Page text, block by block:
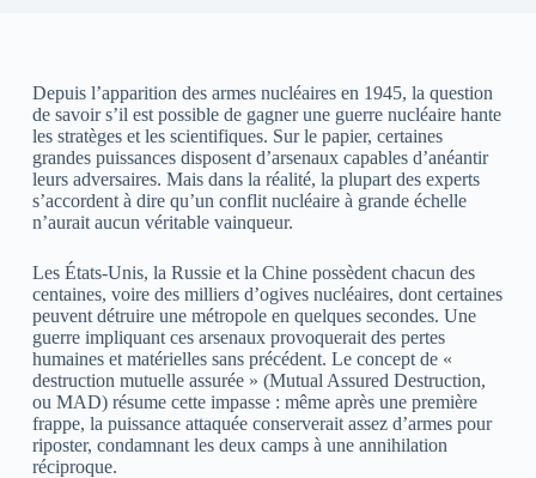
Depuis l’apparition des armes nucléaires en 1945, la question
de savoir s’il est possible de gagner une guerre nucléaire hante
les stratèges et les scientifiques. Sur le papier, certaines
grandes puissances disposent d’arsenaux capables d’anéantir
leurs adversaires. Mais dans la réalité, la plupart des experts
s’accordent à dire qu’un conflit nucléaire à grande échelle
n’aurait aucun véritable vainqueur.
Les États-Unis, la Russie et la Chine possèdent chacun des
centaines, voire des milliers d’ogives nucléaires, dont certaines
peuvent détruire une métropole en quelques secondes. Une
guerre impliquant ces arsenaux provoquerait des pertes
humaines et matérielles sans précédent. Le concept de «
destruction mutuelle assurée » (Mutual Assured Destruction,
ou MAD) résume cette impasse : même après une première
frappe, la puissance attaquée conserverait assez d’armes pour
riposter, condamnant les deux camps à une annihilation
réciproque.